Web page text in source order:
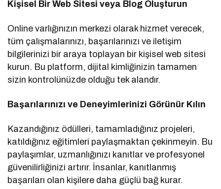
Kişisel Bir Web Sitesi veya Blog Oluşturun
Online varlığınızın merkezi olarak hizmet verecek,
tüm çalışmalarınızı, başarılarınızı ve iletişim
bilgilerinizi bir araya toplayan bir kişisel web sitesi
kurun. Bu platform, dijital kimliğinizin tamamen
sizin kontrolünüzde olduğu tek alandır.
Başarılarınızı ve Deneyimlerinizi Görünür Kılın
Kazandığınız ödülleri, tamamladığınız projeleri,
katıldığınız eğitimleri paylaşmaktan çekinmeyin. Bu
paylaşımlar, uzmanlığınızı kanıtlar ve profesyonel
güvenilirliğinizi artırır. İnsanlar, kanıtlanmış
başarıları olan kişilere daha güçlü bağ kurar.